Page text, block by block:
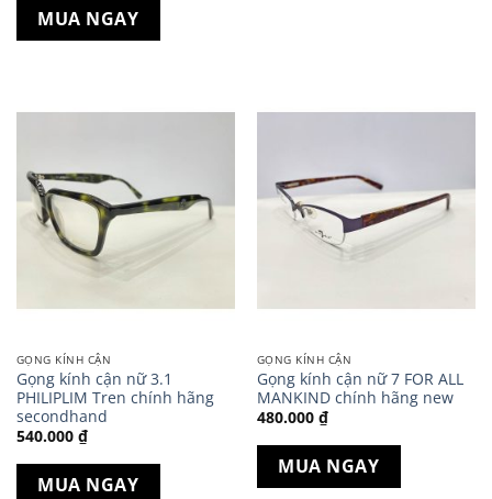
MUA NGAY
GỌNG KÍNH CẬN
Gọng kính cận nữ 3.1
PHILIPLIM Tren chính hãng
secondhand
540.000 ₫
MUA NGAY
GỌNG KÍNH CẬN
Gọng kính cận nữ 7 FOR ALL
MANKIND chính hãng new
480.000 ₫
MUA NGAY